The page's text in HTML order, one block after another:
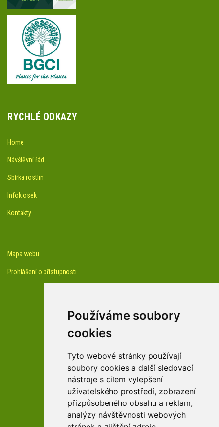
Používáme soubory
cookies
Tyto webové stránky používají
soubory cookies a další sledovací
nástroje s cílem vylepšení
uživatelského prostředí, zobrazení
přizpůsobeného obsahu a reklam,
analýzy návštěvnosti webových
RYCHLÉ ODKAZY
Home
Návštěvní řád
Sbírka rostlin
Infokiosek
Kontakty
Mapa webu
Prohlášení o přístupnosti
Youtube kanál arboreta